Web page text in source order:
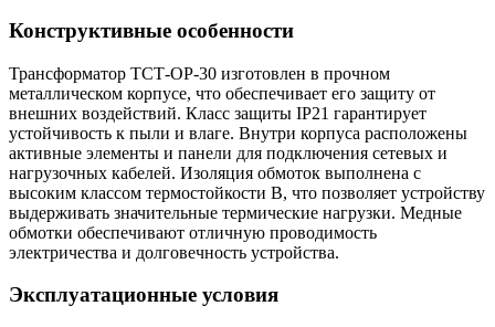
Конструктивные особенности
Трансформатор ТСТ-ОР-30 изготовлен в прочном
металлическом корпусе, что обеспечивает его защиту от
внешних воздействий. Класс защиты IP21 гарантирует
устойчивость к пыли и влаге. Внутри корпуса расположены
активные элементы и панели для подключения сетевых и
нагрузочных кабелей. Изоляция обмоток выполнена с
высоким классом термостойкости B, что позволяет устройству
выдерживать значительные термические нагрузки. Медные
обмотки обеспечивают отличную проводимость
электричества и долговечность устройства.
Эксплуатационные условия